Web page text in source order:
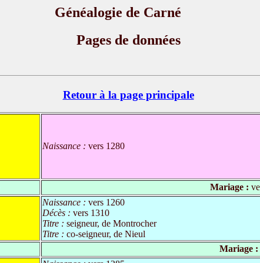
Généalogie de Carné
Pages de données
Retour à la page principale
Naissance : vers 1280
Mariage :
Naissance : vers 1260
Décès : vers 1310
Titre : seigneur, de Montrocher
Titre : co-seigneur, de Nieul
Mariage :